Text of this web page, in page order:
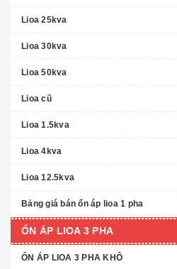
Lioa 25kva
Lioa 30kva
Lioa 50kva
Lioa cũ
Lioa 1.5kva
Lioa 4kva
Lioa 12.5kva
Bảng giá bán ổn áp lioa 1 pha
ỔN ÁP LIOA 3 PHA
ỔN ÁP LIOA 3 PHA KHÔ